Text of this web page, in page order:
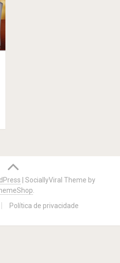
|SociallyViral Theme by
Política de privacidade